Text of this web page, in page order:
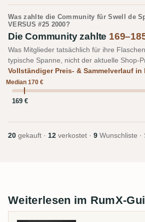
Was zahlte die Community für Swell de
VERSUS #25 2000?
Die Community zahlte
Was Mitglieder tatsächlich für ihre
typische Spanne, nicht der aktuelle Shop-
Vollständiger Preis- & Sammelverlauf in
Median 170 €
169 €
20 gekauft · 12 verkostet · 9 Wunschliste ·
Weiterlesen im RumX-